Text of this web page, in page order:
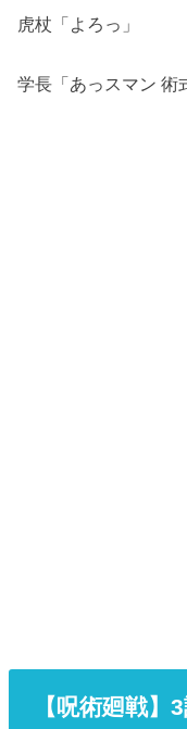
虎杖「よろっ」
学長「あっスマン 術
【呪術廻戦】